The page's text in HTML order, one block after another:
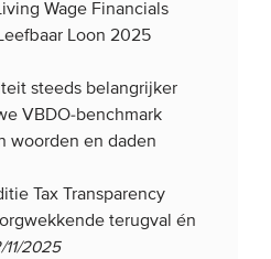
Wage Financials
Loon 2025
steeds belangrijker
VBDO-benchmark
woorden en daden
Tax Transparency
terugval én
11/2025